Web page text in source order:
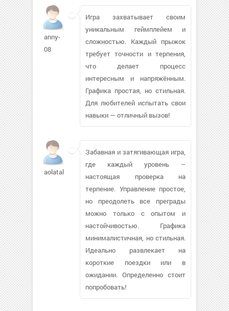
anny-
08
Игра захватывает своим
уникальным геймплейем и
сложностью. Каждый прыжок
требует точности и терпения,
что делает процесс
интересным и напряжённым.
Графика простая, но стильная.
Для любителей испытать свои
навыки — отличный вызов!
aolatal
Забавная и затягивающая игра,
где каждый уровень –
настоящая проверка на
терпение. Управление простое,
но преодолеть все преграды
можно только с опытом и
настойчивостью. Графика
минималистичная, но стильная.
Идеально развлекает на
короткие поездки или в
ожидании. Определенно стоит
попробовать!